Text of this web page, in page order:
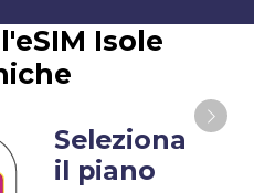
Isole
Seleziona
il piano